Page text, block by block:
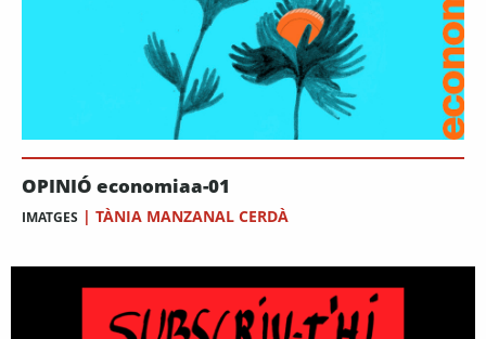
OPINIÓ economiaa-01
IMATGES | TÀNIA MANZANAL CERDÀ